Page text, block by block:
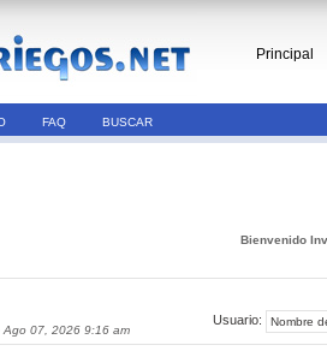
Principal
FAQ BUSCAR
Bienvenido
Ago 07, 2026 9:16 am
Usuario: